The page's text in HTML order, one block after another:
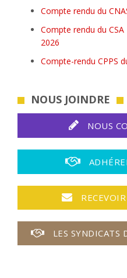
Compte rendu du
Compte rendu du
2026
Compte-rendu CPPS
NOUS JOINDRE
NOUS
LES SYNDICATS